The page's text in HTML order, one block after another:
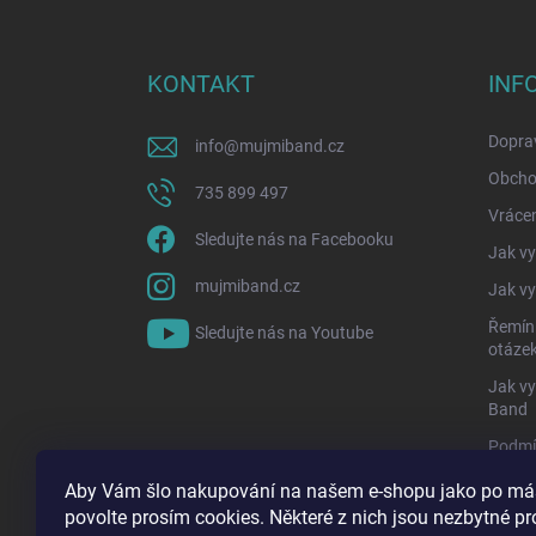
Aby Vám šlo nakupování na našem e-shopu jako po
povolte prosím cookies. Některé z nich jsou nezbytné
KONTAKT
info@mujmiband.cz
735 899 497
Sledujte nás na Facebooku
mujmiband.cz
Sledujte nás na Youtube
Jak
Jak
Jak
Band